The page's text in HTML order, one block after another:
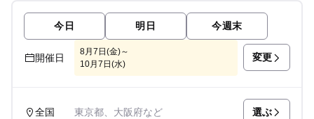
今日 明日 今週末
開催日
8月7日(金)～
10月7日(水)
変更
全国 東京都、大阪府など 選ぶ